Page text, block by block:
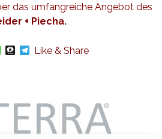
das umfangreiche Angebot des
+ Piecha.
WhatsApp
Threema
Telegram
Like & Share